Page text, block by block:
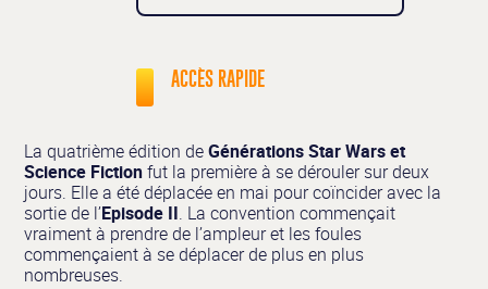
ACCÈS RAPIDE
La quatrième édition deGénérations Star Wars et
Science Fictionfut la première à se dérouler sur deux
jours. Elle a été déplacée en mai pour coïncider avec la
sortie de l’Episode II. La convention commençait
vraiment à prendre de l’ampleur et les foules
commençaient à se déplacer de plus en plus
nombreuses.